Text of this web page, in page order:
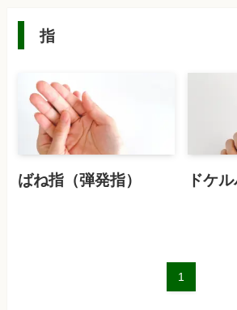
指
ばね指（弾発指） ドケ
1